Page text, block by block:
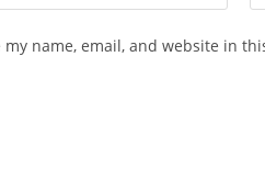
my name, email, and website in